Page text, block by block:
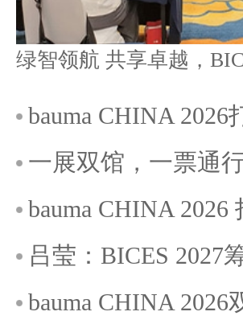
bauma CHINA
一展双馆，一票通
bauma CHINA
吕莹：BICES 2027
bauma CHINA